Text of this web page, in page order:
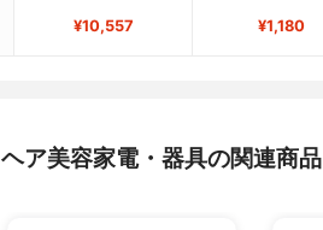
¥10,557 ¥1,180
ヘア美容家電・器具の関連商品